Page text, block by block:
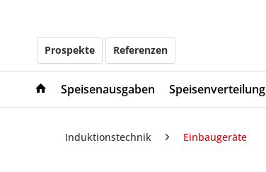
Prospekte Referenzen
Speisenausgaben Speisenverteilung
Induktionstechnik Einbaugeräte